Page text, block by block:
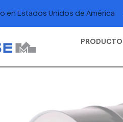
en Estados Unidos de América